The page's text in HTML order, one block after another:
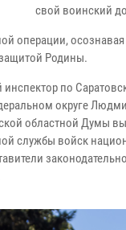
свой воинский
операции,
Родины.
по
округе
областной Думы
службы войск